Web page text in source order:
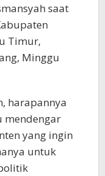
saat
Timur,
Minggu
harapannya
mendengar
yang ingin
untuk